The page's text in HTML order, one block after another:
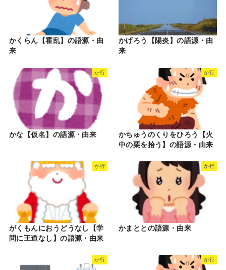
かくらん【霍乱】の語源・由
来
かげろう【陽炎】の語源・由
来
か行
かな【仮名】の語源・由来
か行
かちゅうのくりをひろう【火
中の栗を拾う】の語源・由来
か行
がくもんにおうどうなし【学
問に王道なし】の語源・由来
か行
かまととの語源・由来
か行 か行